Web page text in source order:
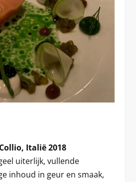
Italië 2018
uiterlijk, vullende
inhoud in geur en smaak,